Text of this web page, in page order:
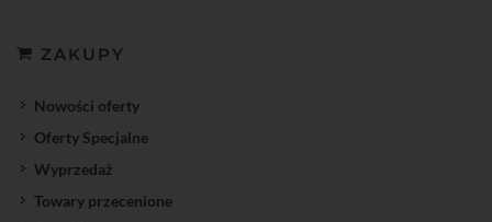
ZAKUPY
Nowości oferty
Oferty Specjalne
Wyprzedaż
Towary przecenione